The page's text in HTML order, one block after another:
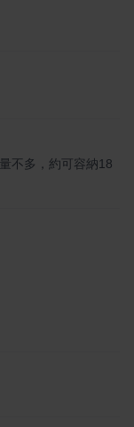
不多，約可容納18